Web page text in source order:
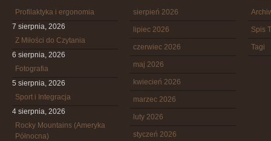
Profilaktyka i ergonomia
7 sierpnia, 2026
Z Miłości do Czytania
6 sierpnia, 2026
Fotografia
5 sierpnia, 2026
Sport i Integracja
4 sierpnia, 2026
Rocky Mountains (Ameryka
Północna)
sierpień 2026
lipiec 2026
czerwiec 2026
maj 2026
kwiecień 2026
marzec 2026
luty 2026
styczeń 2026
Spis
Tagi